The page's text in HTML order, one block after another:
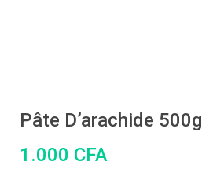
Pâte D’arachide 500g
1.000 CFA